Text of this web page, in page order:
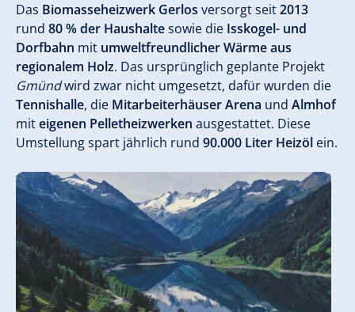
Das Biomasseheizwerk Gerlos versorgt seit2013
rund 80 % der Haushaltesowie die Isskogel- und
Dorfbahn mit umweltfreundlicher Wärme aus
regionalem Holz. Das ursprünglich geplante Projekt
Gmündwird zwar nicht umgesetzt, dafür wurden die
Tennishalle, die Mitarbeiterhäuser Arena und Almhof
miteigenen Pelletheizwerken ausgestattet. Diese
Umstellung spart jährlich rund 90.000 Liter Heizöl ein.